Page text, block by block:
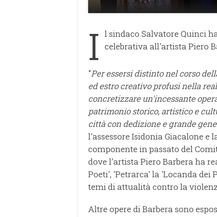
I l sindaco Salvatore Quinci
celebrativa all'artista Piero
"Per essersi distinto nel corso
ed estro creativo profusi nella
concretizzare un'incessante
patrimonio storico, artistico e
città con dedizione e grande
l'assessore Isidonia Giacalone
componente in passato del
dove l'artista Piero Barbera ha
Poeti', 'Petrarca' la 'Locanda dei
temi di attualità contro la
Altre opere di Barbera sono